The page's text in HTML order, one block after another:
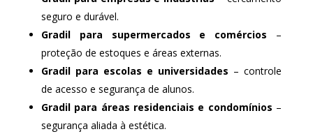
seguro e durável.
Gradil para supermercados e comércios –
proteção de estoques e áreas externas.
Gradil para escolas e universidades – controle
de acesso e segurança de alunos.
Gradil para áreas residenciais e condomínios –
segurança aliada à estética.